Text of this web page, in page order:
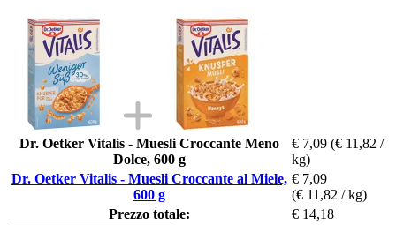
Dr. Oetker Vitalis - Muesli Croccante Meno
Dolce, 600 g
€ 7,09 (€ 11,82 /
kg)
Dr. Oetker Vitalis - Muesli Croccante al Miele,
600 g
€ 7,09
(€ 11,82 / kg)
Prezzo totale:
€ 14,18